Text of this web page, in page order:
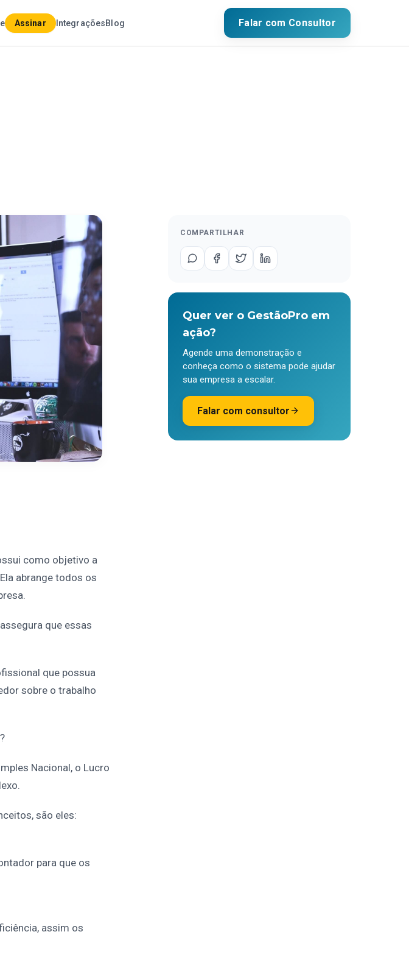
Assinar IntegraçõesBlog Falar com Consultor
como objetivo a
abrange todos os
que essas
que possua
sobre o trabalho
Nacional, o Lucro
são eles:
para que os
assim os
COMPARTILHAR
Quer ver o GestãoPro em
ação?
Agende uma demonstração e
conheça como o sistema pode ajudar
sua empresa a escalar.
Falar com consultor